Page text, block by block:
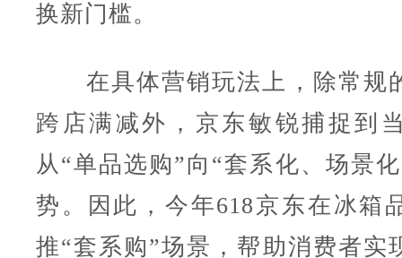
换新门槛。
在具体营销玩法上，除常规
跨店满减外，京东敏锐捕捉到
从“单品选购”向“套系化、场景
势。因此，今年618京东在冰箱
推“套系购”场景，帮助消费者实